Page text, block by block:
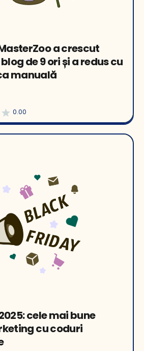
a crescut
de 9 ori și a redus cu
manuală
0.00
cele mai bune
cu coduri